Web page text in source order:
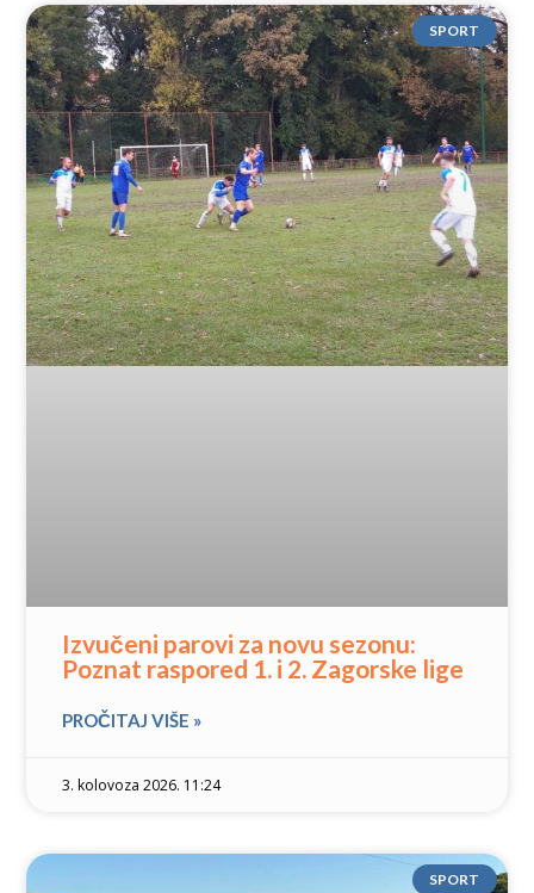
SPORT
Izvučeni parovi za novu sezonu:
Poznat raspored 1. i 2. Zagorske lige
PROČITAJ VIŠE »
3. kolovoza 2026. 11:24
SPORT